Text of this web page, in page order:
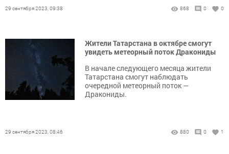
29 сентября 2023, 09:38 868 0 0
Жители Татарстана в октябре смогут
увидеть метеорный поток Дракониды
В начале следующего месяца жители
Татарстана смогут наблюдать
очередной метеорный поток —
Дракониды.
29 сентября 2023, 08:46 880 0 1